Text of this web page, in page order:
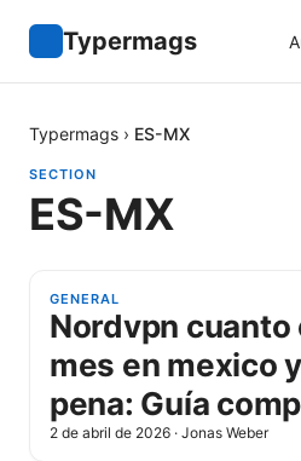
Typermags
Typermags › ES-MX
SECTION
ES-MX
GENERAL
Nordvpn cuanto
mes en mexico
pena: Guía
2 de abril de 2026 · Jonas Weber